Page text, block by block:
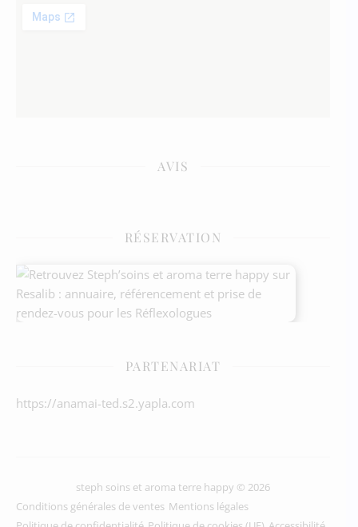
AVIS
RÉSERVATION
PARTENARIAT
https://anamai-ted.s2.yapla.com
steph soins et aroma terre happy © 2026
Conditions générales de ventes Mentions légales